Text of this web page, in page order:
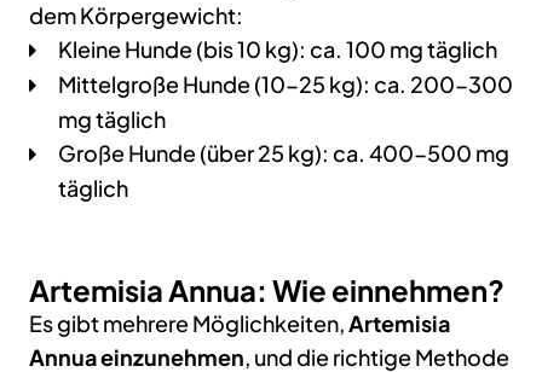
dem Körpergewicht:
Kleine Hunde (bis 10 kg): ca. 100 mg täglich
Mittelgroße Hunde (10-25 kg): ca. 200-300
mg täglich
Große Hunde (über 25 kg): ca. 400-500 mg
täglich
Artemisia Annua: Wie einnehmen?
Es gibt mehrere Möglichkeiten,Artemisia
Annua einzunehmen, und die richtige Methode